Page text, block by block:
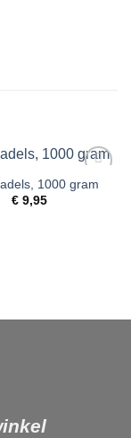
Toevoegen
1000 gram
€9,95